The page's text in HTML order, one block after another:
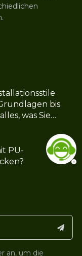
bis
was Sie
PU-
an, um die